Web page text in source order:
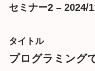
セミナー2 – 2024/
タイトル
プログラミング